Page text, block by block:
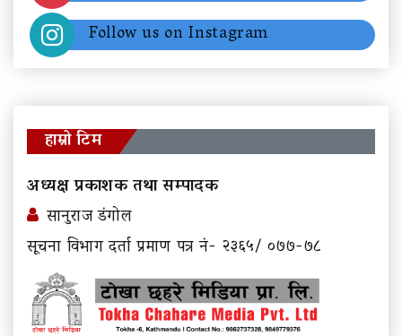
Follow us on Instagram
हाम्रो टिम
अध्यक्ष प्रकाशक तथा सम्पादक
सानुराज डंगोल
सूचना विभाग दर्ता प्रमाण पत्र नं- २३६५/ ०७७-७८